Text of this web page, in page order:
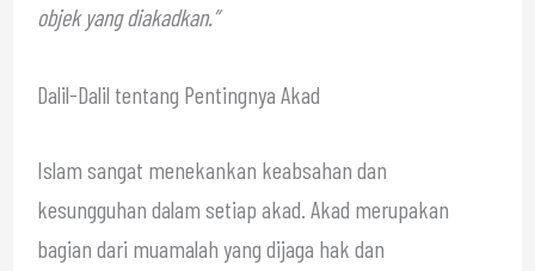
objek yang diakadkan.”
Dalil-Dalil tentang Pentingnya Akad
Islam sangat menekankan keabsahan dan
kesungguhan dalam setiap akad. Akad merupakan
bagian dari muamalah yang dijaga hak dan